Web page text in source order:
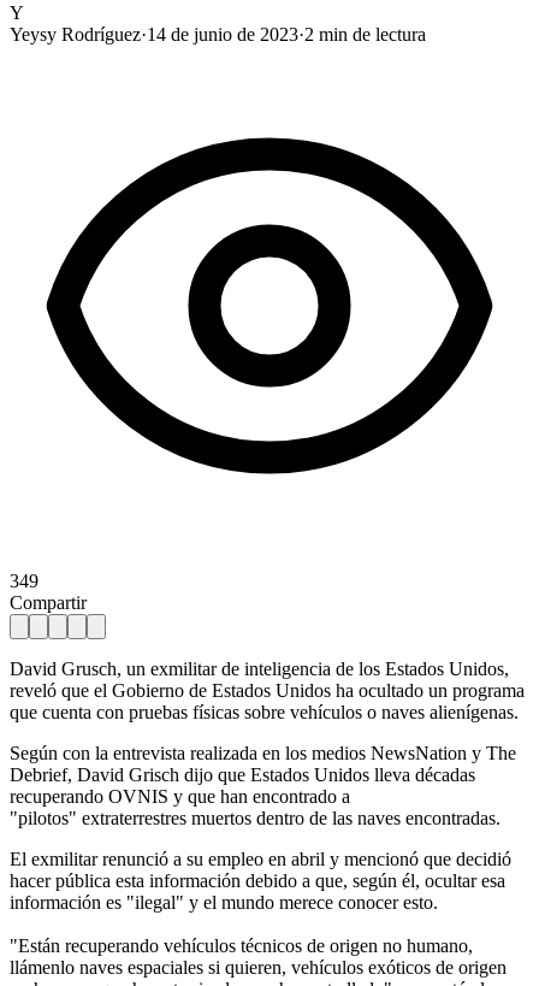
Y
Yeysy Rodríguez·14 de junio de 2023·2 min de lectura
349
Compartir
David Grusch, un exmilitar de inteligencia de los Estados Unidos,
reveló que el Gobierno de Estados Unidos ha ocultado un programa
que cuenta con pruebas físicas sobre vehículos o naves alienígenas.
Según con la entrevista realizada en los medios NewsNation y The
Debrief, David Grisch dijo que Estados Unidos lleva décadas
recuperando OVNIS y que han encontrado a
"pilotos" extraterrestres muertos dentro de las naves encontradas.
El exmilitar renunció a su empleo en abril y mencionó que decidió
hacer pública esta información debido a que, según él, ocultar esa
información es "ilegal" y el mundo merece conocer esto.
"Están recuperando vehículos técnicos de origen no humano,
llámenlo naves espaciales si quieren, vehículos exóticos de origen